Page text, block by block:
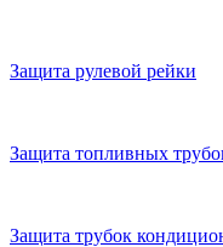
Защита рулевой рейки
Защита топливных
Защита трубок